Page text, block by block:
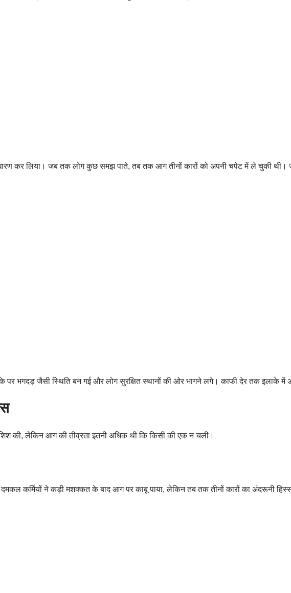
कर लिया। जब तक लोग कुछ समझ पाते, तब तक आग तीनों कारों को अपनी चपेट में ले चुकी
जैसी स्थिति बन गई और लोग सुरक्षित स्थानों की ओर भागने लगे। काफी देर तक इलाके में
की, लेकिन आग की तीव्रता इतनी अधिक थी कि किसी की एक न चली।
कर्मियों ने कड़ी मशक्कत के बाद आग पर काबू पाया, लेकिन तब तक तीनों कारों का अंदरूनी